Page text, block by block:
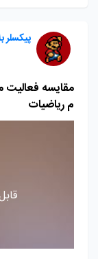
پیکسلر
مقایسه فعالیت
م ریاضیات